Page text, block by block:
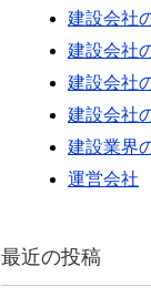
建設会社
建設会社
建設会社
建設会社
建設業界
運営会社
最近の投稿